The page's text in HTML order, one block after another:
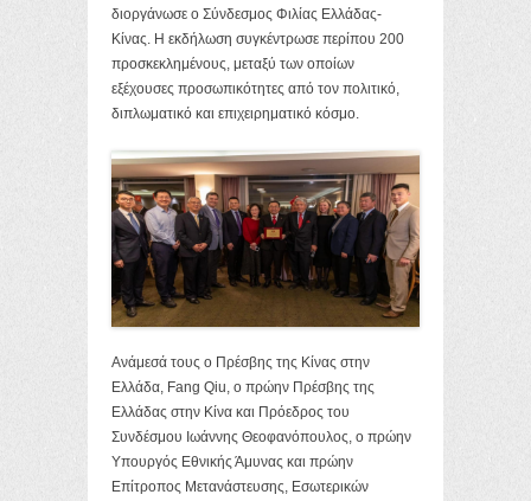
διοργάνωσε ο Σύνδεσμος Φιλίας Ελλάδας-
Κίνας. Η εκδήλωση συγκέντρωσε περίπου 200
προσκεκλημένους, μεταξύ των οποίων
εξέχουσες προσωπικότητες από τον πολιτικό,
διπλωματικό και επιχειρηματικό κόσμο.
Ανάμεσά τους ο Πρέσβης της Κίνας στην
Ελλάδα, Fang Qiu, ο πρώην Πρέσβης της
Ελλάδας στην Κίνα και Πρόεδρος του
Συνδέσμου Ιωάννης Θεοφανόπουλος, ο πρώην
Υπουργός Εθνικής Άμυνας και πρώην
Επίτροπος Μετανάστευσης, Εσωτερικών